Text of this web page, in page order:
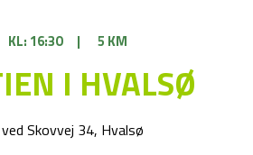
KL: 16:30 | 5 KM
I HVALSØ
Skovvej 34, Hvalsø